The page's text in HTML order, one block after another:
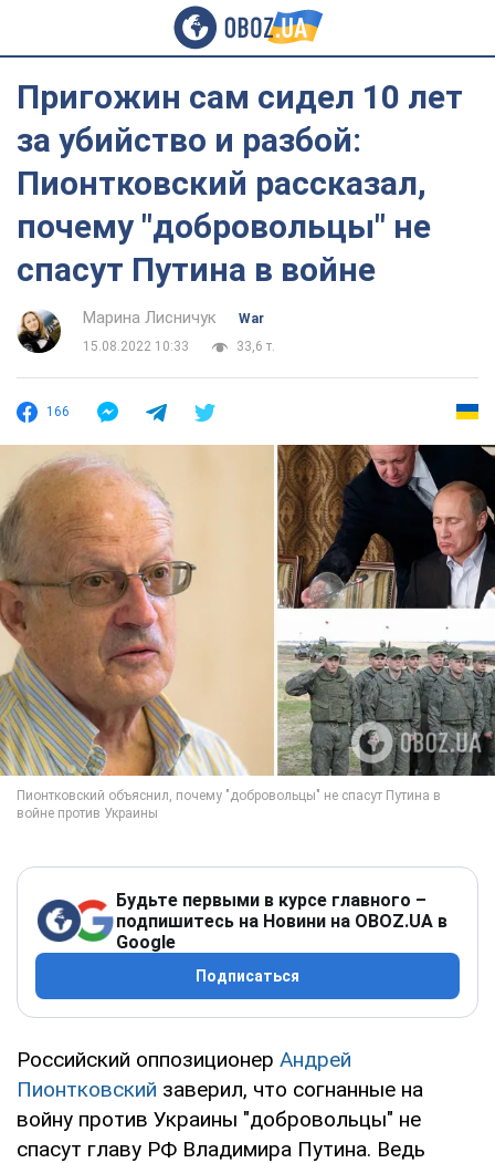
Пригожин сам сидел 10 лет
за убийство и разбой:
Пионтковский рассказал,
почему "добровольцы" не
спасут Путина в войне
Марина Лисничук
War
15.08.2022 10:33
33,6 т.
166
Будьте первыми в курсе главного –
подпишитесь на Новини на OBOZ.UA в
Google
Подписаться
Российский оппозиционер Андрей
Пионтковский заверил, что согнанные на
войну против Украины "добровольцы" не
спасут главу РФ Владимира Путина. Ведь